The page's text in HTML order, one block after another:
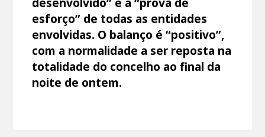
esforço” de todas as entidades
envolvidas. O balanço é “positivo”,
com a normalidade a ser reposta na
totalidade do concelho ao final da
noite de ontem.